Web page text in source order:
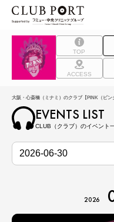
TOP
ACCESS
大阪・心斎橋（ミナミ）のクラブ【PINK（ピン
EVENTS LIST
CLUB（クラブ）のイベント
2026